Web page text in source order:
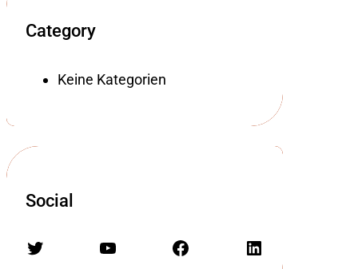
Category
Keine Kategorien
Social
Twitter YouTube Facebook LinkedIn